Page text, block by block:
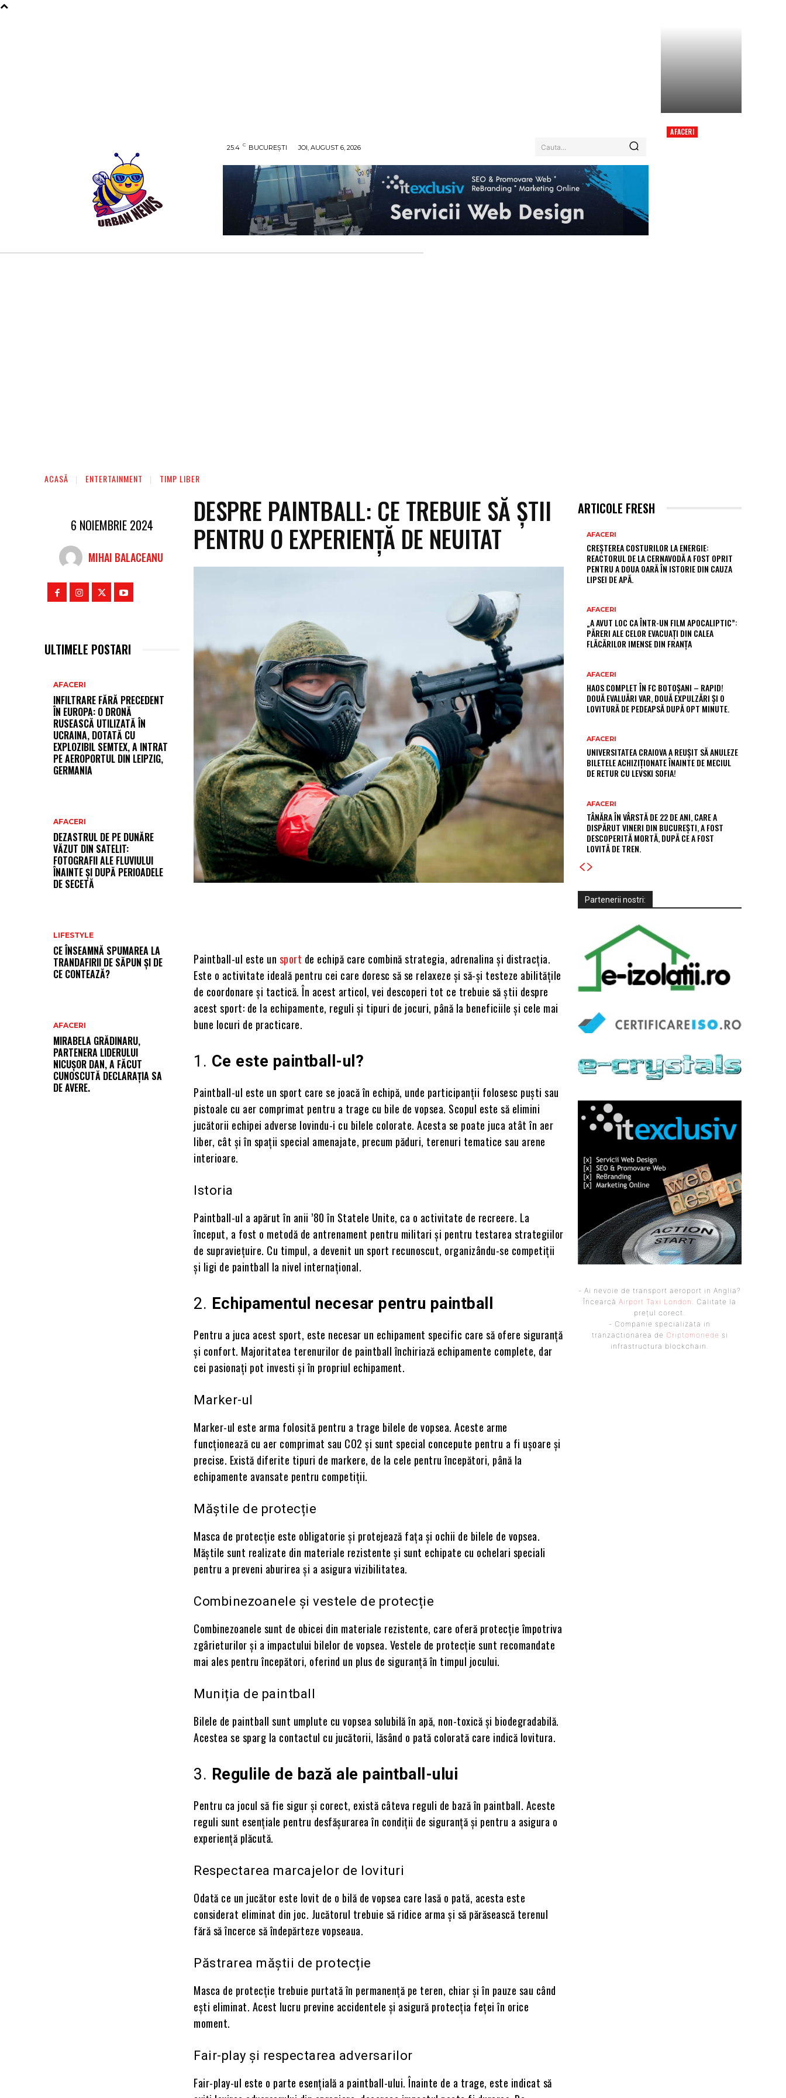
25.4 C BUCUREȘTI JOI, AUGUST 6, 2026 Cauta...
AFACERI
ACASĂ ENTERTAINMENT TIMP LIBER
6 NOIEMBRIE 2024
MIHAI BALACEANU
ULTIMELE POSTARI
AFACERI
INFILTRARE FĂRĂ PRECEDENT
ÎN EUROPA: O DRONĂ
RUSEASCĂ UTILIZATĂ ÎN
UCRAINA, DOTATĂ CU
EXPLOZIBIL SEMTEX, A INTRAT
PE AEROPORTUL DIN LEIPZIG,
GERMANIA
AFACERI
DEZASTRUL DE PE DUNĂRE
VĂZUT DIN SATELIT:
FOTOGRAFII ALE FLUVIULUI
ÎNAINTE ȘI DUPĂ PERIOADELE
DE SECETĂ
LIFESTYLE
CE ÎNSEAMNĂ SPUMAREA LA
TRANDAFIRII DE SĂPUN ȘI DE
CE CONTEAZĂ?
AFACERI
MIRABELA GRĂDINARU,
PARTENERA LIDERULUI
NICUȘOR DAN, A FĂCUT
CUNOSCUTĂ DECLARAȚIA SA
DE AVERE.
DESPRE PAINTBALL: CE TREBUIE SĂ ȘTII
PENTRU O EXPERIENȚĂ DE NEUITAT
Paintball-ul este un sport de echipă care combină strategia, adrenalina și distracția.
Este o activitate ideală pentru cei care doresc să se relaxeze și să-și testeze abilitățile
de coordonare și tactică. În acest articol, vei descoperi tot ce trebuie să știi despre
acest sport: de la echipamente, reguli și tipuri de jocuri, până la beneficiile și cele mai
bune locuri de practicare.
1. Ce este paintball-ul?
Paintball-ul este un sport care se joacă în echipă, unde participanții folosesc puști sau
pistoale cu aer comprimat pentru a trage cu bile de vopsea. Scopul este să elimini
jucătorii echipei adverse lovindu-i cu bilele colorate. Acesta se poate juca atât în aer
liber, cât și în spații special amenajate, precum păduri, terenuri tematice sau arene
interioare.
Istoria
Paintball-ul a apărut în anii ’80 în Statele Unite, ca o activitate de recreere. La
început, a fost o metodă de antrenament pentru militari și pentru testarea strategiilor
de supraviețuire. Cu timpul, a devenit un sport recunoscut, organizându-se competiții
și ligi de paintball la nivel internațional.
2. Echipamentul necesar pentru paintball
Pentru a juca acest sport, este necesar un echipament specific care să ofere siguranță
și confort. Majoritatea terenurilor de paintball închiriază echipamente complete, dar
cei pasionați pot investi și în propriul echipament.
Marker-ul
Marker-ul este arma folosită pentru a trage bilele de vopsea. Aceste arme
funcționează cu aer comprimat sau CO2 și sunt special concepute pentru a fi ușoare și
precise. Există diferite tipuri de markere, de la cele pentru începători, până la
echipamente avansate pentru competiții.
Măștile de protecție
Masca de protecție este obligatorie și protejează fața și ochii de bilele de vopsea.
Măștile sunt realizate din materiale rezistente și sunt echipate cu ochelari speciali
pentru a preveni aburirea și a asigura vizibilitatea.
Combinezoanele și vestele de protecție
Combinezoanele sunt de obicei din materiale rezistente, care oferă protecție împotriva
zgârieturilor și a impactului bilelor de vopsea. Vestele de protecție sunt recomandate
mai ales pentru începători, oferind un plus de siguranță în timpul jocului.
Muniția de paintball
Bilele de paintball sunt umplute cu vopsea solubilă în apă, non-toxică și biodegradabilă.
Acestea se sparg la contactul cu jucătorii, lăsând o pată colorată care indică lovitura.
3. Regulile de bază ale paintball-ului
Pentru ca jocul să fie sigur și corect, există câteva reguli de bază în paintball. Aceste
reguli sunt esențiale pentru desfășurarea în condiții de siguranță și pentru a asigura o
experiență plăcută.
Respectarea marcajelor de lovituri
Odată ce un jucător este lovit de o bilă de vopsea care lasă o pată, acesta este
considerat eliminat din joc. Jucătorul trebuie să ridice arma și să părăsească terenul
fără să încerce să îndepărteze vopseaua.
Păstrarea măștii de protecție
Masca de protecție trebuie purtată în permanență pe teren, chiar și în pauze sau când
ești eliminat. Acest lucru previne accidentele și asigură protecția feței în orice
moment.
Fair-play și respectarea adversarilor
Fair-play-ul este o parte esențială a paintball-ului. Înainte de a trage, este indicat să
ARTICOLE FRESH
AFACERI
CREȘTEREA COSTURILOR LA ENERGIE:
REACTORUL DE LA CERNAVODĂ A FOST OPRIT
PENTRU A DOUA OARĂ ÎN ISTORIE DIN CAUZA
LIPSEI DE APĂ.
AFACERI
„A AVUT LOC CA ÎNTR-UN FILM APOCALIPTIC”:
PĂRERI ALE CELOR EVACUAȚI DIN CALEA
FLĂCĂRILOR IMENSE DIN FRANȚA
AFACERI
HAOS COMPLET ÎN FC BOTOȘANI – RAPID!
DOUĂ EVALUĂRI VAR, DOUĂ EXPULZĂRI ȘI O
LOVITURĂ DE PEDEAPSĂ DUPĂ OPT MINUTE.
AFACERI
UNIVERSITATEA CRAIOVA A REUȘIT SĂ ANULEZE
BILETELE ACHIZIȚIONATE ÎNAINTE DE MECIUL
DE RETUR CU LEVSKI SOFIA!
AFACERI
TÂNĂRA ÎN VÂRSTĂ DE 22 DE ANI, CARE A
DISPĂRUT VINERI DIN BUCUREȘTI, A FOST
DESCOPERITĂ MORTĂ, DUPĂ CE A FOST
LOVITĂ DE TREN.
Partenerii nostri:
- Ai nevoie de transport aeroport in Anglia?
Încearcă Airport Taxi London . Calitate la
prețul corect.
- Companie specializata in
tranzactionarea de Criptomonede si
infrastructura blockchain.